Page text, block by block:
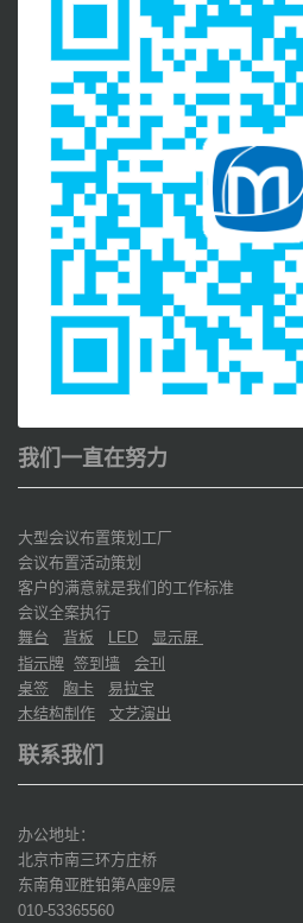
我们一直在努力
大型会议布置策划工厂
会议布置活动策划
客户的满意就是我们的工作标准
会议全案执行
舞台
背板 LED
显示屏
指示牌 签到墙
会刊
桌签
胸卡
易拉宝
木结构制作
文艺演出
联系我们
办公地址：
北京市南三环方庄桥
东南角亚胜铂第A座9层
010-53365560